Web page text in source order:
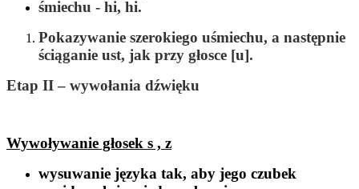
śmiechu - hi, hi.
Pokazywanie szerokiego uśmiechu, a następnie
ściąganie ust, jak przy głosce [u].
Etap II – wywołania dźwięku
Wywoływanie głosek s , z
wysuwanie języka tak, aby jego czubek